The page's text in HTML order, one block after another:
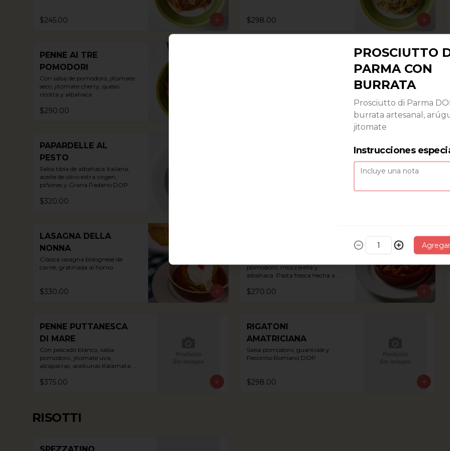
$245.00 $298.00
PENNE AI TRE
POMODORI
Con salsa de pomodoro, jitomate
seco, jitomate cherry, queso
ricotta y albahaca.
$290.00
PAPARDELLE AL
PESTO
Salsa tibia de albahaca italiana,
aceite de olivo extra virgen,
piñones y Grana Padano DOP
$320.00
LASAGNA DELLA
NONNA
Clásica lasagna bolognese de
carne, gratinada al horno
$330.00
pomodoro, mozzarella y
albahaca. Pasta fresca hecha a
$270.00
PENNE PUTTANESCA
DI MARE
Con pescado blanco, salsa
pomodoro, jitomate uva,
alcaparras, aceitunas Kalamata y
$375.00
RIGATONI
AMATRICIANA
Salsa pomodoro, guanciale y
Pecorino Romano DOP
$298.00
RISOTTI
PROSCIUTTO
PARMA CON
BURRATA
Prosciutto di Parma
burrata artesanal,
jitomate
Instrucciones
Agregar